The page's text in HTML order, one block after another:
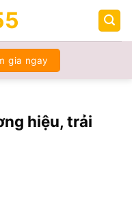
gia ngay
hiệu, trải